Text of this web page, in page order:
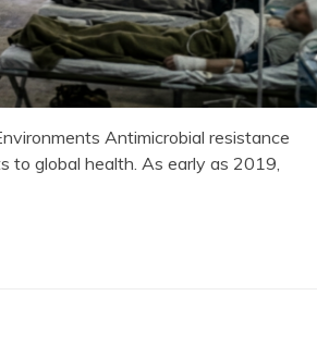
Antimicrobial resistance
to global health. As early as 2019,